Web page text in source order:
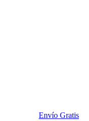
Envío Gratis